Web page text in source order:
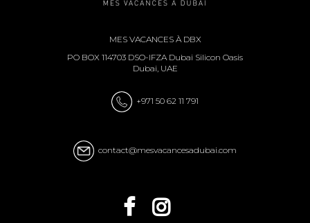
MES VACANCES À DBX
PO BOX 114703 DSO-IFZA Dubai Silicon Oasis
Dubai, UAE
+971 50 62 11 791
contact@mesvacancesadubai.com